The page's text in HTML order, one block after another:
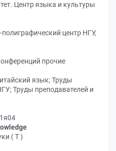
Центр языка и культуры
центр НГУ,
прочие
язык; Труды
Труды преподавателей и
( Т )